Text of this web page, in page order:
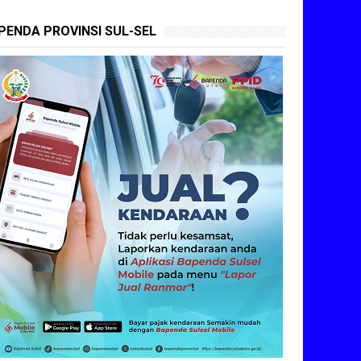
PROVINSI SUL-SEL